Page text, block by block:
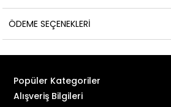
ÖDEME SEÇENEKLERI
Popüler Kategoriler
Alışveriş Bilgileri